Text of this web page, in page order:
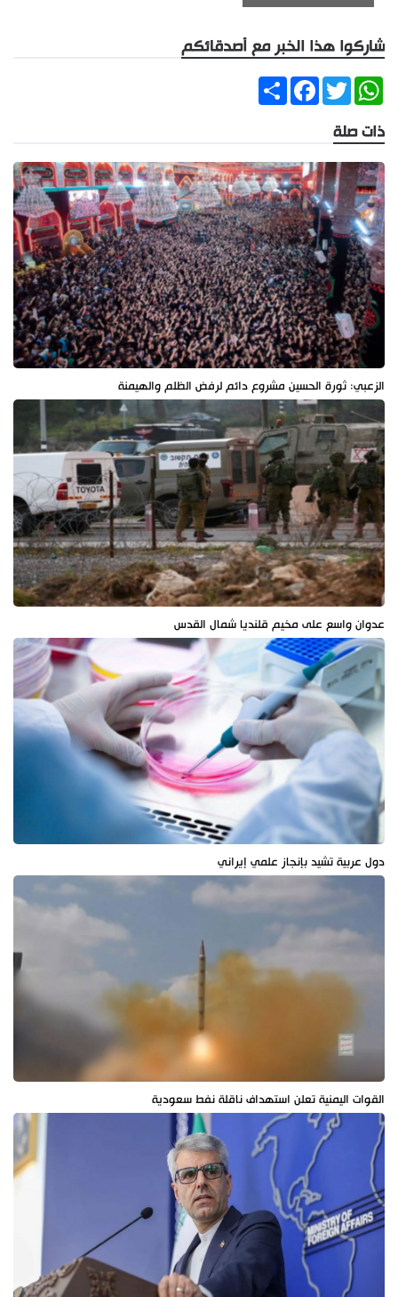
شاركوا هذا الخبر مع أصدقائكم
ShareFacebookTwitter
WhatsApp
ذات صلة
الزعبي: ثورة الحسين مشروع دائم لرفض الظلم والهيمنة
عدوان واسع على مخيم قلنديا شمال القدس
دول عربية تشيد بإنجاز علمي إيراني
القوات اليمنية تعلن استهداف ناقلة نفط سعودية